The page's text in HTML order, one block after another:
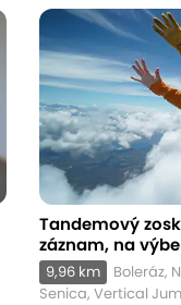
Tandemový
záznam, na
9,96 km
Boleráz,
Senica, Vertical